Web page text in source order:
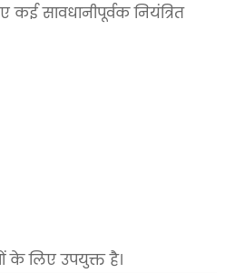
सावधानीपूर्वक नियंत्रित
के लिए उपयुक्त है।